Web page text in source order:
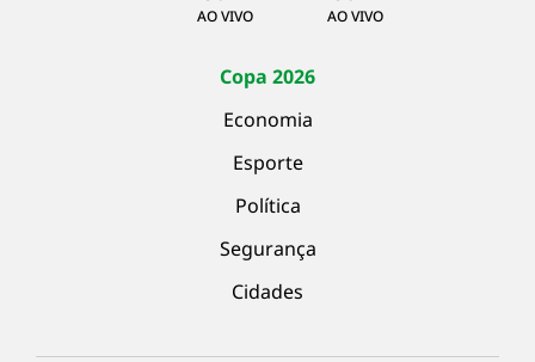
AO VIVO AO VIVO
Copa 2026
Economia
Esporte
Política
Segurança
Cidades